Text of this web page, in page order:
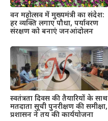
वन महोत्सव में मुख्यमंत्री का संदेश:
हर व्यक्ति लगाए पौधा, पर्यावरण
संरक्षण को बनाएं जनआंदोलन
स्वतंत्रता दिवस की तैयारियों के साथ
मतदाता सूची पुनरीक्षण की समीक्षा,
प्रशासन ने तय की कार्ययोजना